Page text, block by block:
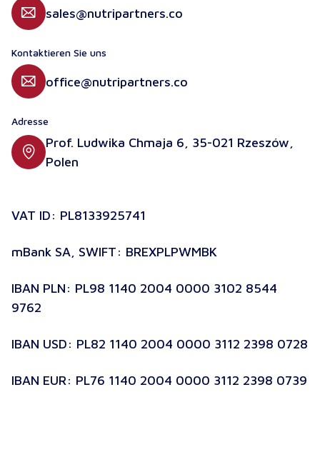
sales@nutripartners.co
Kontaktieren Sie uns
office@nutripartners.co
Adresse
Prof. Ludwika Chmaja 6, 35-021 Rzeszów,
Polen
VAT ID: PL8133925741
mBank SA, SWIFT: BREXPLPWMBK
IBAN PLN: PL98 1140 2004 0000 3102 8544
9762
IBAN USD: PL82 1140 2004 0000 3112 2398 0728
IBAN EUR: PL76 1140 2004 0000 3112 2398 0739